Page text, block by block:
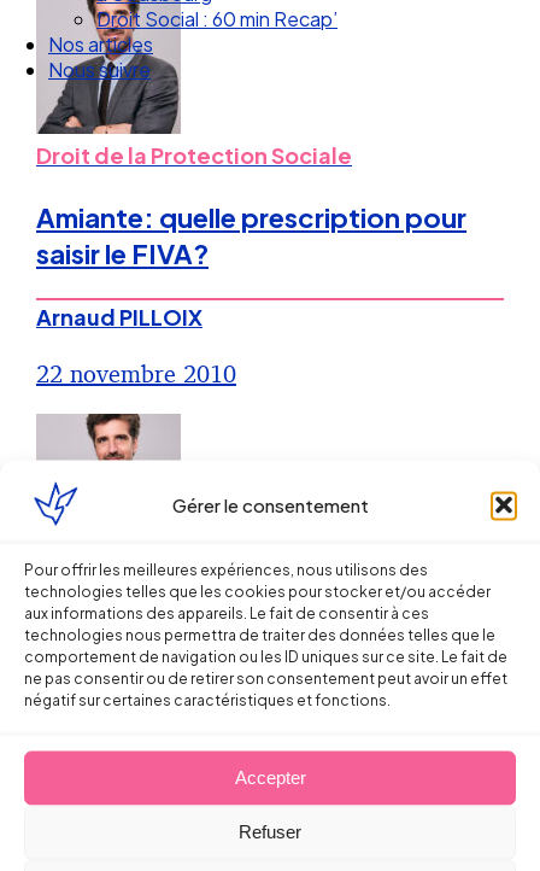
Gérer le consentement
Pour offrir les meilleures expériences, nous utilisons des
technologies telles que les cookies pour stocker et/ou accéder
aux informations des appareils. Le fait de consentir à ces
technologies nous permettra de traiter des données telles que le
comportement de navigation ou les ID uniques sur ce site. Le fait de
ne pas consentir ou de retirer son consentement peut avoir un effet
négatif sur certaines caractéristiques et fonctions.
Accepter
Refuser
Nos articles
Nous suivre
Droit de la Protection Sociale
Amiante: quelle prescription pour
saisir le FIVA?
Arnaud PILLOIX
22 novembre 2010
Droit de la Protection Sociale
Amiante: l’offre d’indemnisation par
le FIVA
22 novembre 2010